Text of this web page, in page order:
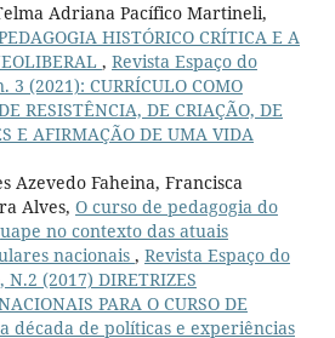
Adriana Pacífico Martineli,
HISTÓRICO CRÍTICA E A
, Revista Espaço do
(2021): CURRÍCULO COMO
RESISTÊNCIA, DE CRIAÇÃO, DE
E AFIRMAÇÃO DE UMA VIDA
Azevedo Faheina, Francisca
Alves, O curso de pedagogia do
no contexto das atuais
nacionais , Revista Espaço do
(2017) DIRETRIZES
PARA O CURSO DE
década de políticas e experiências